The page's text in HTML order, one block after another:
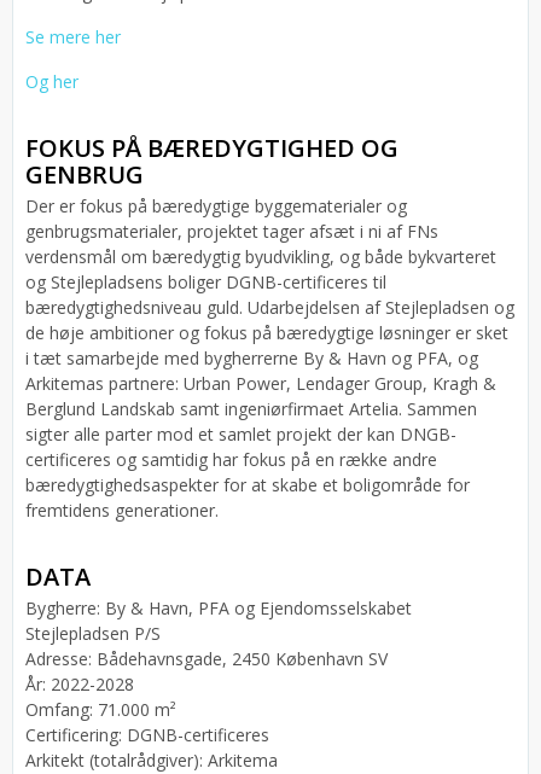
Se mere her
Og her
FOKUS PÅ BÆREDYGTIGHED OG
GENBRUG
Der er fokus på bæredygtige byggematerialer og
genbrugsmaterialer, projektet tager afsæt i ni af FNs
verdensmål om bæredygtig byudvikling, og både bykvarteret
og Stejlepladsens boliger DGNB-certificeres til
bæredygtighedsniveau guld. Udarbejdelsen af Stejlepladsen og
de høje ambitioner og fokus på bæredygtige løsninger er sket
i tæt samarbejde med bygherrerne By & Havn og PFA, og
Arkitemas partnere: Urban Power, Lendager Group, Kragh &
Berglund Landskab samt ingeniørfirmaet Artelia. Sammen
sigter alle parter mod et samlet projekt der kan DNGB-
certificeres og samtidig har fokus på en række andre
bæredygtighedsaspekter for at skabe et boligområde for
fremtidens generationer.
DATA
Bygherre: By & Havn, PFA og Ejendomsselskabet
Stejlepladsen P/S
Adresse: Bådehavnsgade, 2450 København SV
År: 2022-2028
Omfang: 71.000 m²
Certificering: DGNB-certificeres
Arkitekt (totalrådgiver): Arkitema